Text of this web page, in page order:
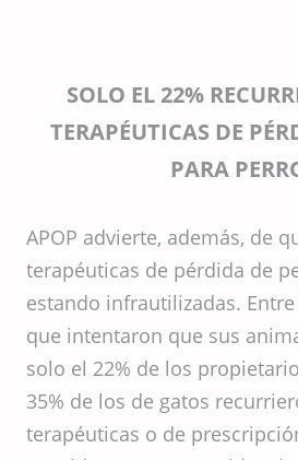
SOLO EL 22%
TERAPÉUTICAS DE
PARA
APOP advierte, además, de
terapéuticas de pérdida de
estando infrautilizadas.
que intentaron que sus
solo el 22% de los
35% de los de gatos
terapéuticas o de